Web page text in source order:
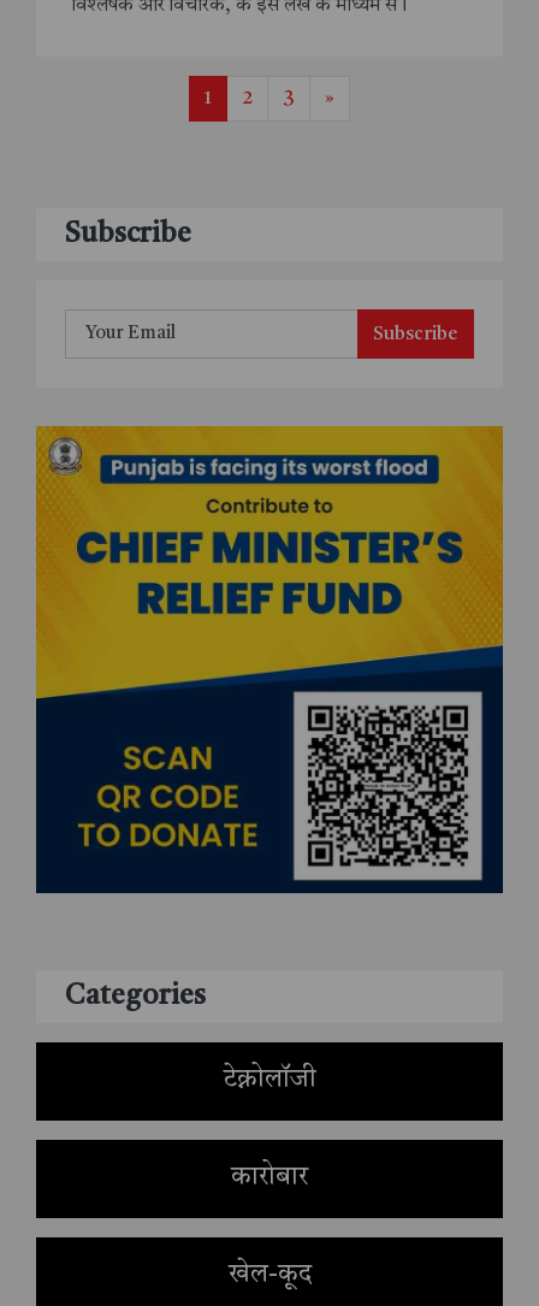
विश्लेषक और विचारक, के इस लेख के माध्यम से।
1 2 3 »
Subscribe
Subscribe
Categories
टेक्नोलॉजी
कारोबार
खेल-कूद